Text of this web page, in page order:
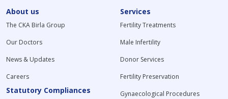
About us
The CKA Birla Group
Our Doctors
News & Updates
Careers
Statutory Compliances
Services
Fertility Treatments
Male Infertility
Donor Services
Fertility Preservation
Gynaecological Procedures